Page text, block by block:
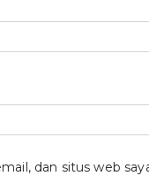
dan situs web